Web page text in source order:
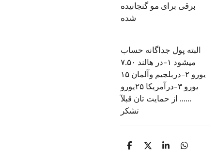
برقی برای مو گنجانیده
شده
البته‌ پول جداگانه حساب
میشود ۱-در هالند ۷.۵۰
یورو ۲-دربلجیم وآلمان ۱۵
یورو ۳-درآمریکا ۲۵یورو
...... از حمایت تان قبلآ
تشکر
S
S
S
S